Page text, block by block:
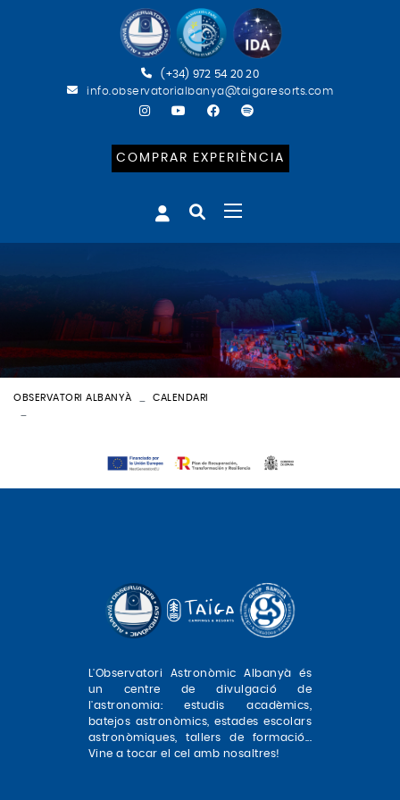
(+34) 972 54 20 20
info.observatorialbanya@taigaresorts.com
COMPRAR EXPERIÈNCIA
OBSERVATORI ALBANYÀ
CALENDARI
L'Observatori Astronòmic Albanyà és
un centre de divulgació de
l'astronomia: estudis acadèmics,
batejos astronòmics, estades escolars
astronòmiques, tallers de formació...
Vine a tocar el cel amb nosaltres!